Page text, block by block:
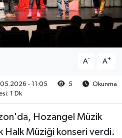
A- A+
- 11:05 5
Okunma
1 Dk
Hozangel Müzik
Halk Müziği konseri verdi.